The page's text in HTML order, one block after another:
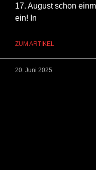
17. August schon
ein! In
ZUM ARTIKEL
20. Juni 2025